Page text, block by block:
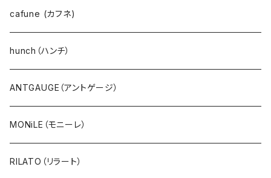
カーディガン
ニット
アウター・ダウン・コート
ジャケット・ブルゾン・羽織
ベスト・ダウンベスト
go slow caravan（ゴースローキャラバン）
NANGA（ナンガ）
CYNICAL（シニカル）
hunch（ハンチ）
INDIMARK（インディーマーク）
cafune (カフネ)
hunch（ハンチ）
ANTGAUGE（アントゲージ）
MONiLE（モニーレ）
RILATO（リラート）